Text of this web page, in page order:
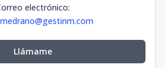
electrónico:
Llámame